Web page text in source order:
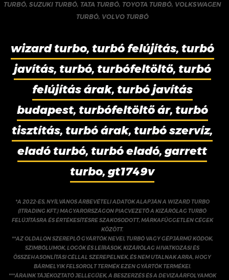
TURBÓ,SUZUKI TURBÓ, TATA TURBÓ, TOYOTA TURBÓ, VOLKSWAGEN
TURBÓ, VOLVO TURBÓ
wizard turbo, turbó felújítás, turbó
javítás, turbó, turbófeltöltő, turbó
felújítás árak, turbó javítás
budapest, turbófeltöltő ár, turbó
tisztítás, turbó árak, turbó szervíz,
eladó turbó, turbó eladó, garrett
turbo, gt1749v
*A 2022-ES, NYÍLVÁNOS ÁRBEVÉTELI ADATOK ALAPJÁN A WIZARD TURBO
(ITRADING KFT.) MAGYARORSZÁGON PIACVEZETŐ A KIZÁRÓLAG TURBÓ
FELÚJÍTÁSRA ÉS ÉRTÉKESÍTÉSRE SZAKOSODOTT, MÁRKAFÜGGETLEN CÉGEK
KÖZÖTT.
**AZ OLDALON SZEREPLŐ GYÁRTÓK NEVEI, TURBÓ VAGY GÉPJÁRMŰ KÓDOK,
SZIMBÓLUMOK, LOGÓK ÉS LEÍRÁSOK, KIZÁRÓLAG HIVATKOZÁSI ÉS
ÖSSZEHASONLÍTÁSI CÉLLAL SZEREPELNEK, ÉS NEM UTALNAK ARRA, HOGY
BÁRMELYIK FELSOROLT TERMÉK EZEN GYÁRTÓK TERMÉKEI.
***ÁRAINK TÁJÉKOZTATÓ JELLEGŰEK, A BESZERZÉS ÉS A DEVIZAÁRFOLYAMOK